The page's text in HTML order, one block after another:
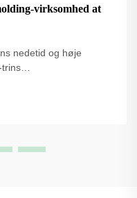
virksomhed at
nedetid og høje
trins